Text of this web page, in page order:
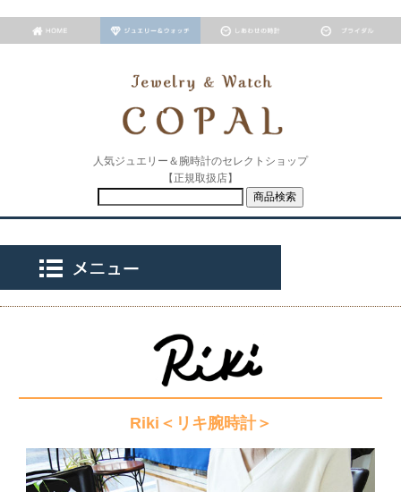
人気ジュエリー＆腕時計のセレクトショップ
【正規取扱店】
Riki＜リキ腕時計＞